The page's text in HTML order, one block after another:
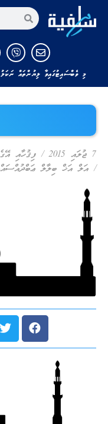
މި ވެބްސައިޓުގައިވާ ލިޔުންތައް
7 ޖުލައި 2015 / ފިޤުހާއި
/ އަލް އަޚް ބިލާލް